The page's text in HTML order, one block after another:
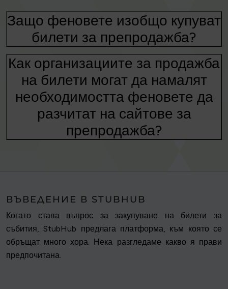
Защо феновете изобщо купуват
билети за препродажба?
Как организациите за продажба
на билети могат да намалят
необходимостта феновете да
разчитат на сайтове за
препродажба?
ВЪВЕДЕНИЕ В STUBHUB
Когато става въпрос за закупуване на билети за
събития, StubHub предлага платформа, към която се
обръщат много хора. Нека разгледаме какво я прави
предпочитана.